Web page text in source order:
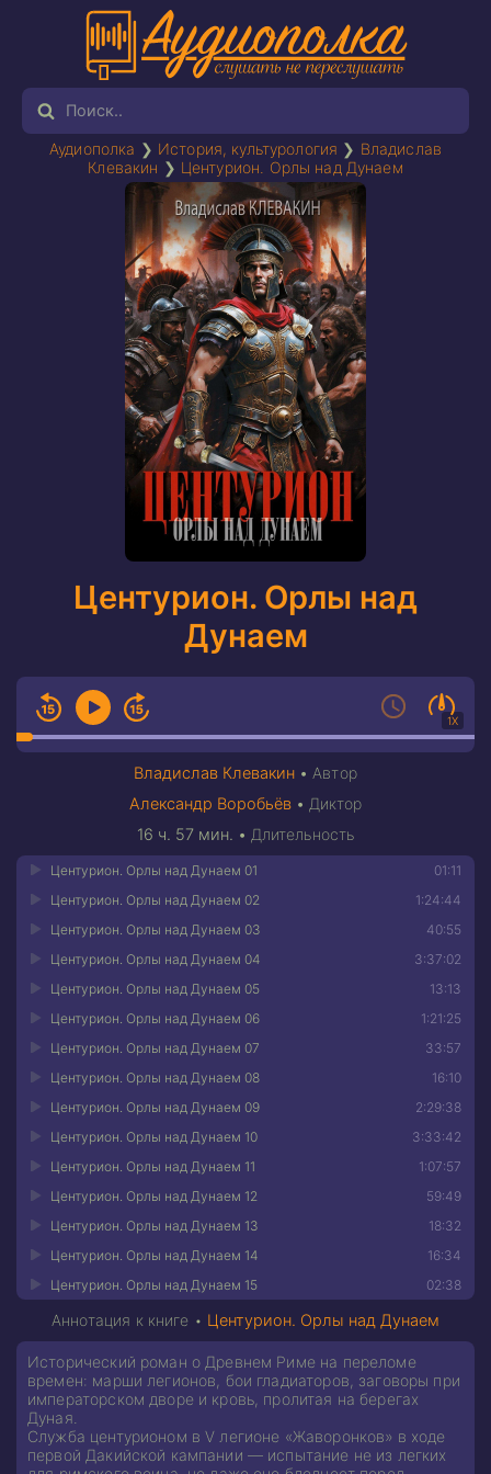
Аудиополка ❯ История, культурология ❯ Владислав
Клевакин ❯ Центурион. Орлы над Дунаем
Центурион. Орлы над
Дунаем
1X
Владислав Клевакин •Автор
Александр Воробьёв • Диктор
16 ч. 57 мин. • Длительность
01:11
Центурион. Орлы над Дунаем 01
1:24:44
Центурион. Орлы над Дунаем 02
40:55
Центурион. Орлы над Дунаем 03
3:37:02
Центурион. Орлы над Дунаем 04
13:13
Центурион. Орлы над Дунаем 05
1:21:25
Центурион. Орлы над Дунаем 06
33:57
Центурион. Орлы над Дунаем 07
16:10
Центурион. Орлы над Дунаем 08
2:29:38
Центурион. Орлы над Дунаем 09
3:33:42
Центурион. Орлы над Дунаем 10
1:07:57
Центурион. Орлы над Дунаем 11
59:49
Центурион. Орлы над Дунаем 12
18:32
Центурион. Орлы над Дунаем 13
16:34
Центурион. Орлы над Дунаем 14
02:38
Центурион. Орлы над Дунаем 15
Аннотация к книге • Центурион. Орлы над Дунаем
Исторический роман о Древнем Риме на переломе
времен: марши легионов, бои гладиаторов, заговоры при
императорском дворе и кровь, пролитая на берегах
Дуная.
Служба центурионом в V легионе «Жаворонков» в ходе
первой Дакийской кампании — испытание не из легких